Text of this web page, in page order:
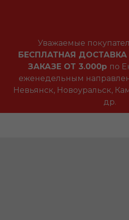
Уважаемые
БЕСПЛАТНАЯ
ЗАКАЗЕ ОТ 3.000р по
еженедельным
Невьянск, Новоуральск,
др.